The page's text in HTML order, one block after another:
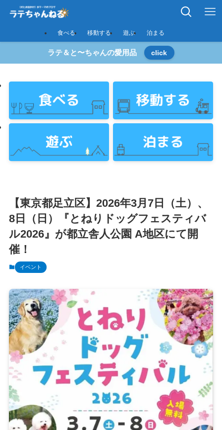
食べる 移動する 遊ぶ 泊まる
ラテ＆と〜ちゃんの愛用品 click
【東京都足立区】2026年3月7日（土）、
8日（日）『とねりドッグフェスティバ
ル2026』が都立舎人公園 A地区にて開
催！
イベント